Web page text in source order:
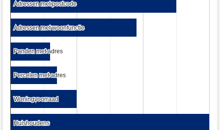
Adressen met postcode
Adressen met postcode
Adressen met woonfunctie
Adressen met woonfunctie
Panden met adres
Panden met adres
Percelen met adres
Percelen met adres
Woningvoorraad
Woningvoorraad
Huishoudens
Huishoudens